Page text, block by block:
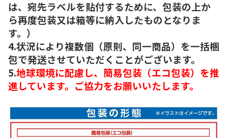
は、宛先ラベルを貼付するために、包装の上か
ら再度包装又は箱等に納入したものとなりま
す。）
4.状況により複数個（原則、同一商品）を一括梱
包で発送させていただくことがございます。
5.地球環境に配慮し、簡易包装（エコ包装）を推
進しています。ご協力をお願いいたします。